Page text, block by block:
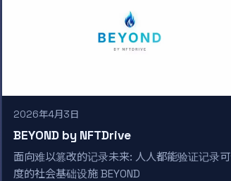
2026年4月3日
BEYOND by NFTDrive
面向难以篡改的记录未来: 人人都能验证记录
度的社会基础设施 BEYOND